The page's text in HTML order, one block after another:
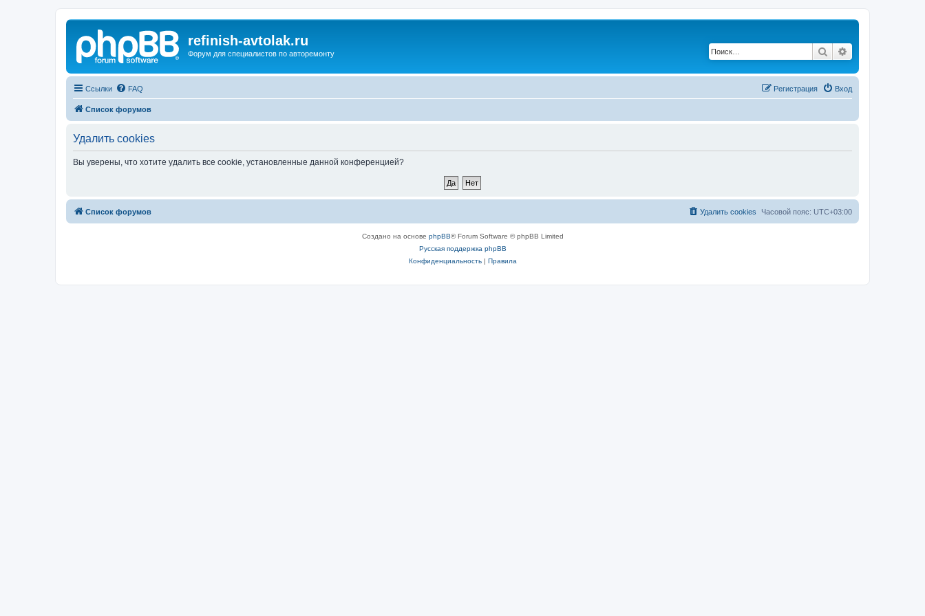
refinish-avtolak.ru
Форум для специалистов по авторемонту Поиск
Ссылки FAQ Вход
Регистрация
Список форумов
Удалить cookies
Вы уверены, что хотите удалить все cookie, установленные данной конференцией?
Список форумов Часовой пояс: UTC+03:00
Удалить cookies
Создано на основе phpBB® Forum Software © phpBB Limited
Русская поддержка phpBB
Конфиденциальность| Правила